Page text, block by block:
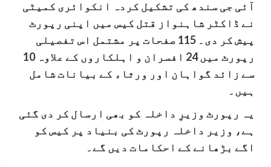
آئی جی سندھ کی تشکیل کردہ انکوائری کمیٹی
نے ڈاکٹر شاہنواز قتل کیس میں اپنی رپورٹ
پیش کر دی۔ 115 صفحات پر مشتمل اس تفصیلی
رپورٹ میں 24 افسران و اہلکاروں کے علاوہ 10
سے زائد گواہان اور ورثاء کے بیانات شامل
ہیں۔
یہ رپورٹ وزیرِ داخلہ کو بھی ارسال کر دی گئی
ہے، وزیر داخلہ رپورٹ کی بنیاد پر کیس کو
اگے بڑھانے کے احکامات دیں گے۔